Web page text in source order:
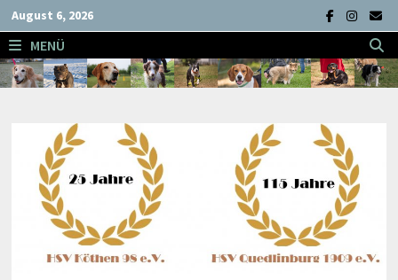
Zum
Inhalt
springen
August 6, 2026
MENÜ